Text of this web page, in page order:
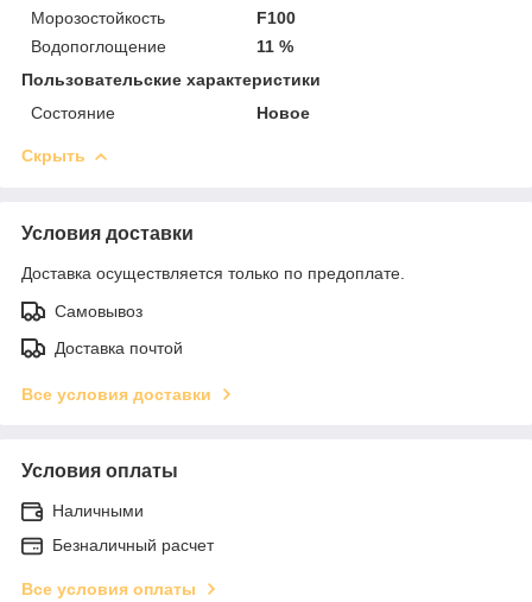
Морозостойкость
F100
Водопоглощение
11 %
Пользовательские характеристики
Состояние
Новое
Скрыть
Условия доставки
Доставка осуществляется только по предоплате.
Самовывоз
Доставка почтой
Все условия доставки
Условия оплаты
Наличными
Безналичный расчет
Все условия оплаты